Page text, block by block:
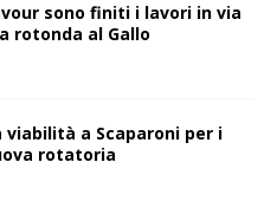
sono finiti i lavori in via
rotonda al Gallo
viabilità a Scaparoni per i
rotatoria